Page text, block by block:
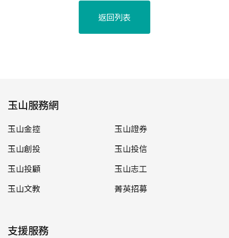
返回列表
玉山服務網
玉山金控
玉山證券
玉山創投
玉山投信
玉山投顧
玉山志工
玉山文教
菁英招募
支援服務